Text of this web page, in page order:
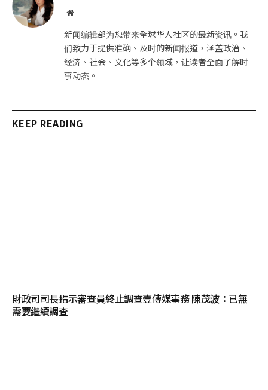
网
新闻编辑部为您带来全球华人社区的最新资讯。我
们致力于提供准确、及时的新闻报道，涵盖政治、
经济、社会、文化等多个领域，让读者全面了解时
事动态。
KEEP READING
財政司司長指示審查員終止調查壹傳媒事務 陳茂波：已無
需要繼續調查